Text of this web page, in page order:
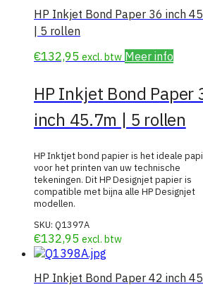
HP Inkjet Bond Paper 36 inch
| 5 rollen
€132,95 excl. btw Meer info
HP Inkjet Bond Paper
inch 45.7m | 5 rollen
HP Inktjet bond papier is het ideale
voor het printen van uw technische
tekeningen. Dit HP Designjet papier is
compatible met bijna alle HP Designjet
modellen.
SKU: Q1397A
€132,95 excl. btw
HP Inkjet Bond Paper 42 inch